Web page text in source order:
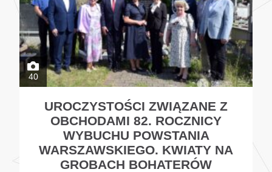
40
UROCZYSTOŚCI ZWIĄZANE Z
OBCHODAMI 82. ROCZNICY
WYBUCHU POWSTANIA
WARSZAWSKIEGO. KWIATY NA
GROBACH BOHATERÓW